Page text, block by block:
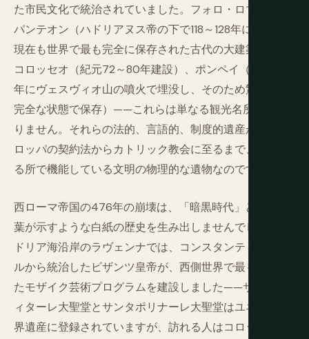
た市民文化で統治されていました。フォロ・ロマーノ、
パンテオン（ハドリアヌス帝の下で118～128年に建設、
現在も世界で最も完全に保存された古代の大建築物）、
コロッセオ（紀元72～80年建設）、ポンペイ（紀元79
年にヴェスヴィオ山の噴火で埋没し、そのため驚くほど
完全な状態で保存）——これらは単なる観光名所ではあ
りません。それらの法的、言語的、制度的遺産が、ヨー
ロッパの契約法からカトリック教会に至るまで、今も至
る所で機能している文明の物理的な遺物なのです。
西ローマ帝国の476年の崩壊は、「暗黒時代」という言
葉が示すような白紙の歴史を生み出しませんでした。ア
ドリア海沿岸のラヴェンナでは、コンスタンティノープ
ルから統治したビザンツ皇帝が、西側世界で最も卓越し
たモザイク芸術プログラムを建設しました——サン・ヴ
ィターレ大聖堂とサンタポリナーレ大聖堂はユネスコ世
界遺産に登録されていますが、訪れる人はコロッセオに